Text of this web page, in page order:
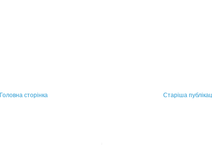
Старіша
Головна сторінка